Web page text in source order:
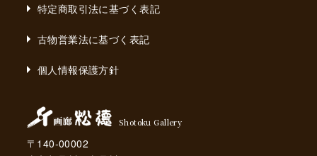
特定商取引法に基づく表記
古物営業法に基づく表記
個人情報保護方針
Shotoku Gallery
〒140-00002